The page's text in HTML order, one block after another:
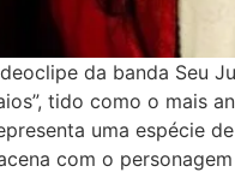
da banda Seu
tido como o mais
uma espécie
com o